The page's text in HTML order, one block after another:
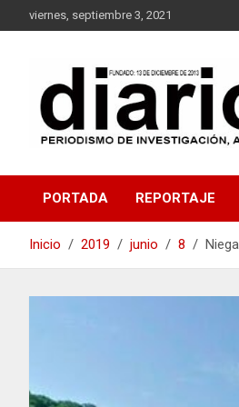
al
viernes, septiembre 3, 2021
PORTADA REPORTAJE
Inicio 2019 junio 8